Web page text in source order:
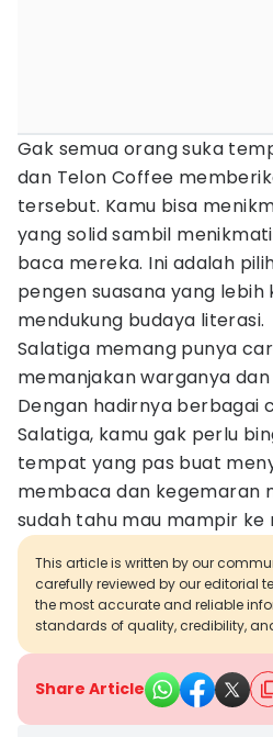
Gak semua orang suka
dan Telon Coffee
tersebut. Kamu bisa
yang solid sambil
baca mereka. Ini adalah
pengen suasana yang
mendukung budaya literasi.
Salatiga memang punya
memanjakan warganya
Dengan hadirnya berbagai
Salatiga, kamu gak perlu
tempat yang pas buat
membaca dan kegemaran
sudah tahu mau mampir ke
This article is written by our
carefully reviewed by our editorial
the most accurate and reliable
standards of quality, credibility,
Share Article